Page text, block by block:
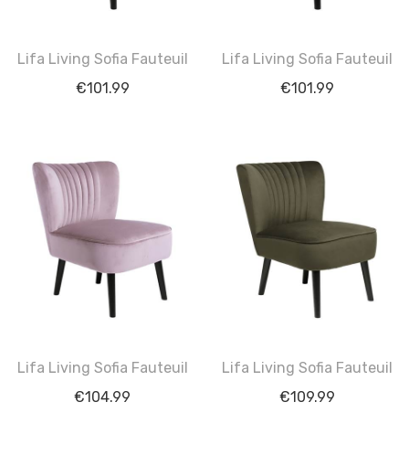
Lifa Living Sofia Fauteuil
€101.99
Lifa Living Sofia Fauteuil
€101.99
Lifa Living Sofia Fauteuil
€104.99
Lifa Living Sofia Fauteuil
€109.99